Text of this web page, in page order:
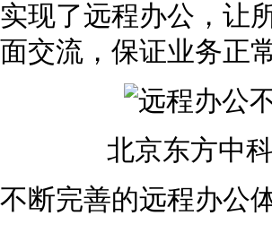
实现了远程办公，让
面交流，保证业务正
北京东方中
不断完善的远程办公